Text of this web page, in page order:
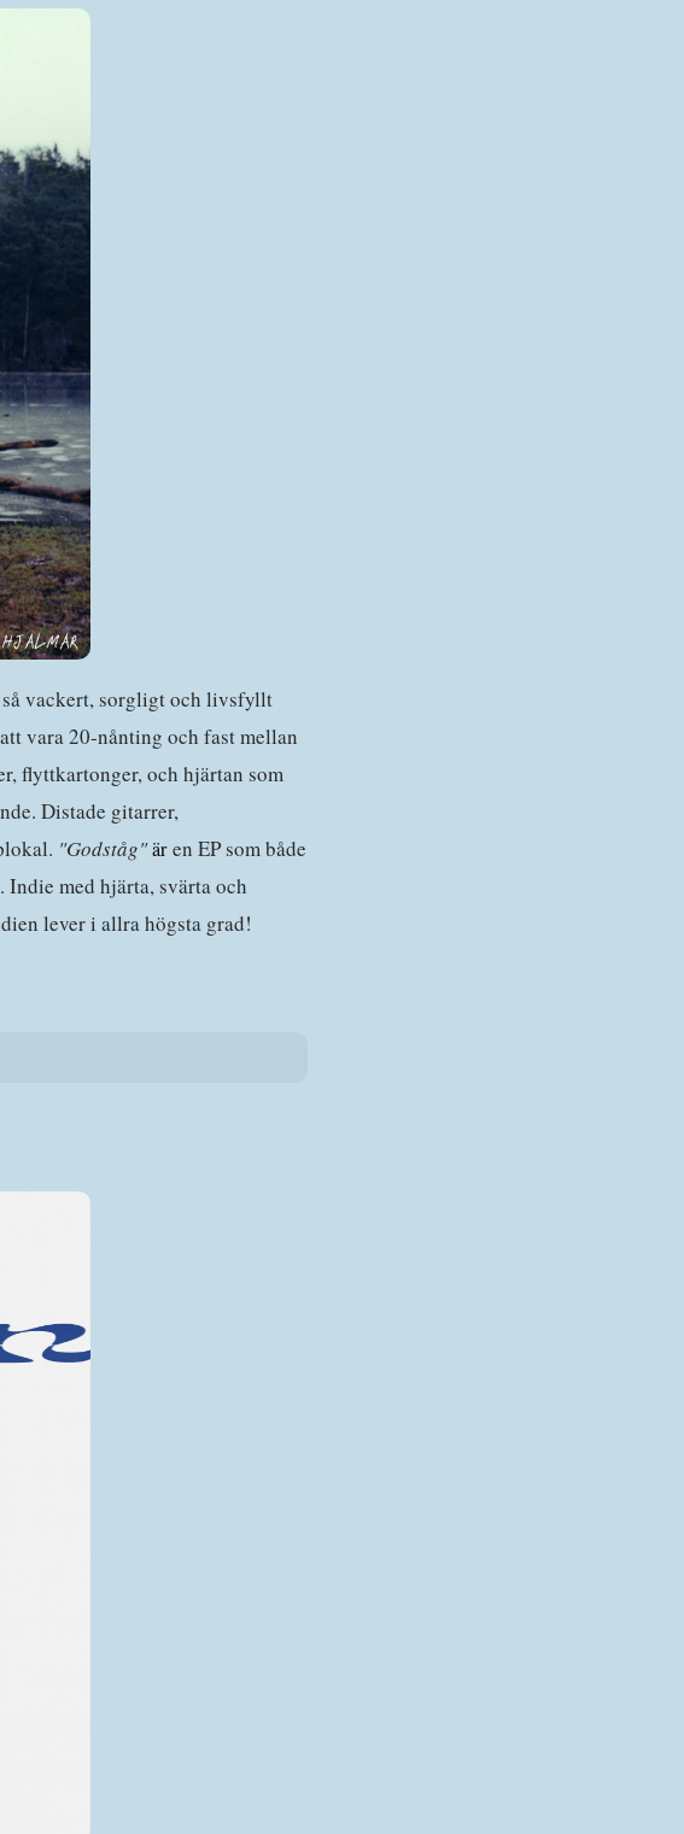
vackert, sorgligt och livsfyllt
vara 20-nånting och fast mellan
flyttkartonger, och hjärtan som
Distade gitarrer,
"Godståg"ären EP som både
med hjärta, svärta och
lever i allra högsta grad!